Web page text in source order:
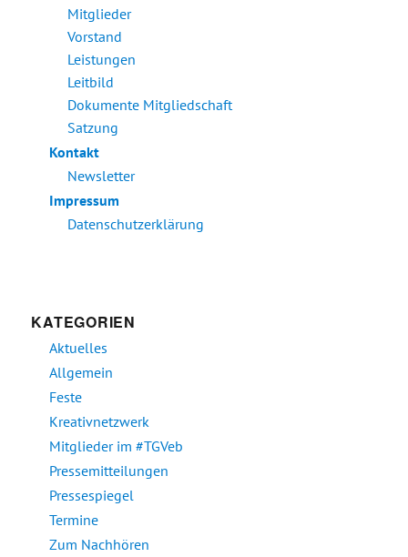
Mitglieder
Vorstand
Leistungen
Leitbild
Dokumente Mitgliedschaft
Satzung
Kontakt
Newsletter
Impressum
Datenschutzerklärung
KATEGORIEN
Aktuelles
Allgemein
Feste
Kreativnetzwerk
Mitglieder im #TGVeb
Pressemitteilungen
Pressespiegel
Termine
Zum Nachhören